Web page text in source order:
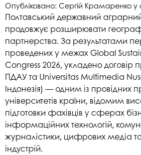
Опубліковано: Сергій Крамаренко у
Полтавський державний
продовжує розширювати
партнерства. За результатами
проведених у межах Global
Congress 2026, укладено договір
ПДАУ та Universitas Multimedia
Індонезія) — одним із провідних
університетів країни, відомим
підготовки фахівців у сферах
інформаційних технологій,
журналістики, цифрових медіа
індустрій.